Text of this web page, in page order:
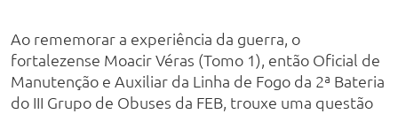
Ao rememorar a experiência da guerra, o
fortalezense Moacir Véras (Tomo 1), então Oficial de
Manutenção e Auxiliar da Linha de Fogo da 2ª Bateria
do III Grupo de Obuses da FEB, trouxe uma questão